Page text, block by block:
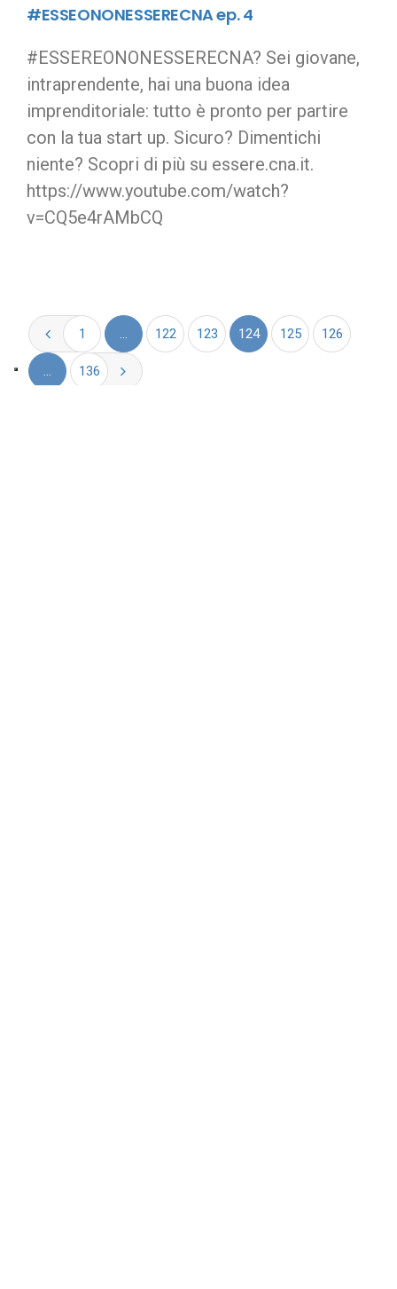
#ESSEONONESSERECNA ep. 4
#ESSEREONONESSERECNA? Sei giovane,
intraprendente, hai una buona idea
imprenditoriale: tutto è pronto per partire
con la tua start up. Sicuro? Dimentichi
niente? Scopri di più su essere.cna.it.
https://www.youtube.com/watch?
v=CQ5e4rAMbCQ
1 122 123 124 125 126
136